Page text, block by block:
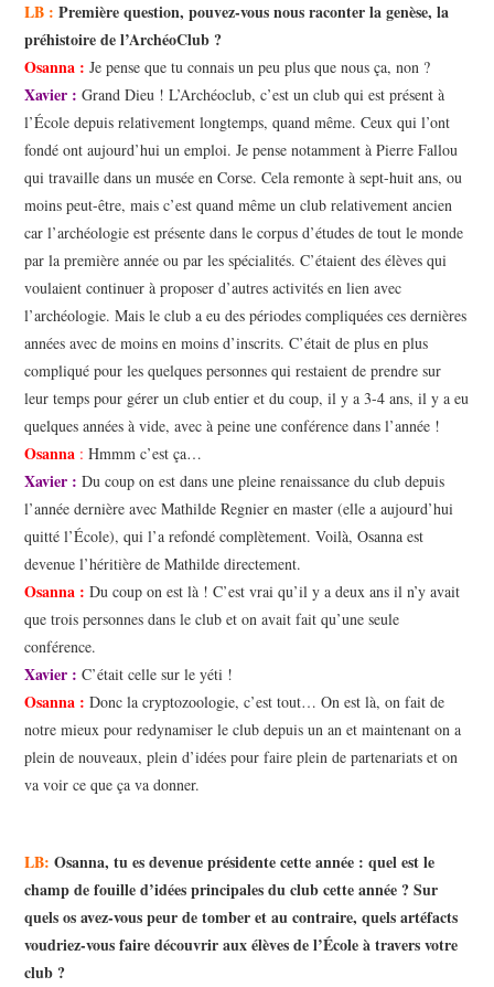
LB :Première question, pouvez-vous nous raconter la genèse, la
préhistoire de l’ArchéoClub ?
Osanna : Je pense que tu connais un peu plus que nous ça, non ?
Xavier : Grand Dieu ! L’Archéoclub, c’est un club qui est présent à
l’École depuis relativement longtemps, quand même. Ceux qui l’ont
fondé ont aujourd’hui un emploi. Je pense notamment à Pierre Fallou
qui travaille dans un musée en Corse. Cela remonte à sept-huit ans, ou
moins peut-être, mais c’est quand même un club relativement ancien
car l’archéologie est présente dans le corpus d’études de tout le monde
par la première année ou par les spécialités. C’étaient des élèves qui
voulaient continuer à proposer d’autres activités en lien avec
l’archéologie. Mais le club a eu des périodes compliquées ces dernières
années avec de moins en moins d’inscrits. C’était de plus en plus
compliqué pour les quelques personnes qui restaient de prendre sur
leur temps pour gérer un club entier et du coup, il y a 3-4 ans, il y a eu
quelques années à vide, avec à peine une conférence dans l’année !
Osanna : Hmmm c’est ça…
Xavier :Du coup on est dans une pleine renaissance du club depuis
l’année dernière avec Mathilde Regnier en master (elle a aujourd’hui
quitté l’École), qui l’a refondé complètement. Voilà, Osanna est
devenue l’héritière de Mathilde directement.
Osanna : Du coup on est là ! C’est vrai qu’il y a deux ans il n’y avait
que trois personnes dans le club et on avait fait qu’une seule
conférence.
Xavier : C’était celle sur le yéti !
Osanna : Donc la cryptozoologie, c’est tout… On est là, on fait de
notre mieux pour redynamiser le club depuis un an et maintenant on a
plein de nouveaux, plein d’idées pour faire plein de partenariats et on
va voir ce que ça va donner.
LB: Osanna, tu es devenue présidente cette année : quel est le
champ de fouille d’idées principales du club cette année ? Sur
quels os avez-vous peur de tomber et au contraire, quels artéfacts
voudriez-vous faire découvrir aux élèves de l’École à travers votre
club ?